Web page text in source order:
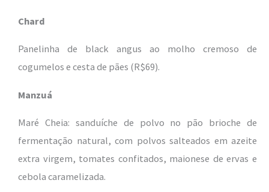
Chard
Panelinha de black angus ao molho cremoso de
cogumelos e cesta de pães (R$69).
Manzuá
Maré Cheia: sanduíche de polvo no pão brioche de
fermentação natural, com polvos salteados em azeite
extra virgem, tomates confitados, maionese de ervas e
cebola caramelizada.